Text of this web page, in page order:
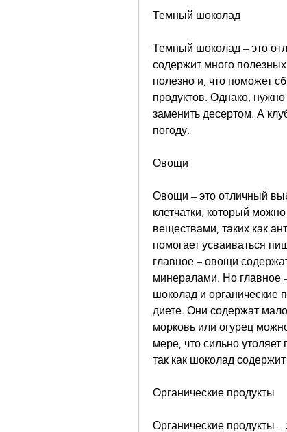
Темный шоколад
Темный шоколад – это
содержит много
полезно и, что поможет
продуктов. Однако,
заменить десертом. А
погоду.
Овощи
Овощи – это отличный
клетчатки, который
веществами, таких как
помогает усваиваться
главное – овощи
минералами. Но главное
шоколад и органические
диете. Они содержат
морковь или огурец
мере, что сильно утоляет
так как шоколад
Органические продукты
Органические продукты